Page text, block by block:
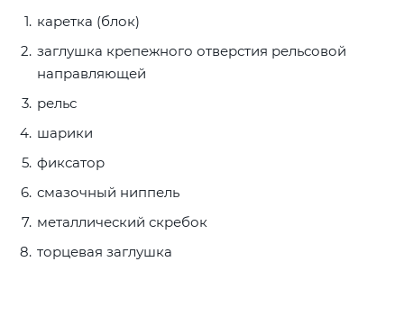
каретка (блок)
заглушка крепежного отверстия рельсовой
направляющей
рельс
шарики
фиксатор
смазочный ниппель
металлический скребок
торцевая заглушка